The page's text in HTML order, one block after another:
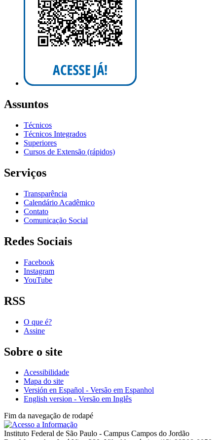
Assuntos
Técnicos
Técnicos Integrados
Superiores
Cursos de Extensão (rápidos)
Serviços
Transparência
Calendário Acadêmico
Contato
Comunicação Social
Redes Sociais
Facebook
Instagram
YouTube
RSS
O que é?
Assine
Sobre o site
Acessibilidade
Mapa do site
Versión en Español - Versão em Espanhol
English version - Versão em Inglês
Fim da navegação de rodapé
Instituto Federal de São Paulo - Campus Campos do Jordão